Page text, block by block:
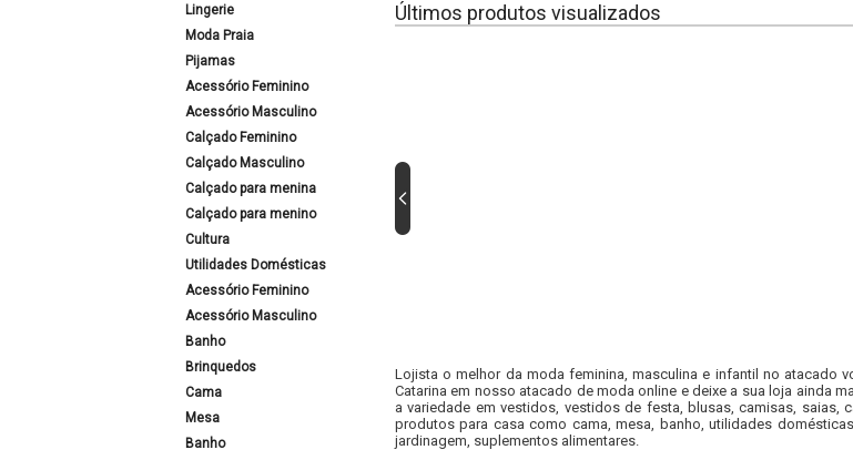
Lingerie
Moda Praia
Pijamas
Acessório Feminino
Acessório Masculino
Calçado Feminino
Calçado Masculino
Calçado para menina
Calçado para menino
Cultura
Utilidades Domésticas
Acessório Feminino
Acessório Masculino
Banho
Brinquedos
Cama
Mesa
Banho
Últimos produtos visualizados
Lojista o melhor da moda feminina, masculina e infantil no atacado
Catarina em nosso atacado de moda online e deixe a sua loja ainda
a variedade em vestidos, vestidos de festa, blusas, camisas, saias,
produtos para casa como cama, mesa, banho, utilidades
jardinagem, suplementos alimentares.